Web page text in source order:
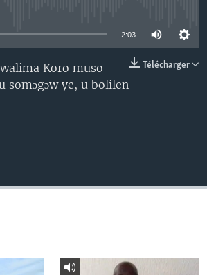
2:03
Télécharger
Koro muso
somɔgɔw ye, u bolilen